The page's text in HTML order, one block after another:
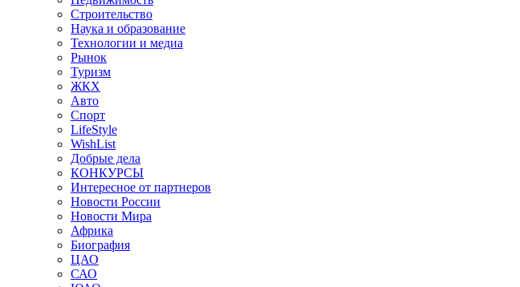
Строительство
Наука и образование
Технологии и медиа
Рынок
Туризм
ЖКХ
Авто
Спорт
LifeStyle
WishList
Добрые дела
КОНКУРСЫ
Интересное от партнеров
Новости России
Новости Мира
Африка
Биография
ЦАО
САО